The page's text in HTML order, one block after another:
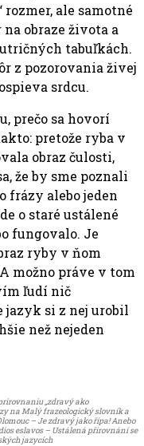
ale samotné
obraze života a
tabuľkách.
z pozorovania živej
srdcu.
prečo sa hovorí
pretože ryba v
obraz čulosti,
že by sme poznali
frázy alebo jeden
o staré ustálené
fungovalo. Je
ryby v ňom
možno práve v tom
ľudí nič
jazyk si z nej urobil
než nejeden
„zdravý ako
na Malý frazeologický slovník a
– Je zdravý jako řípa! Anebo
eslavos – Ustálená přirovnání se
jazycích